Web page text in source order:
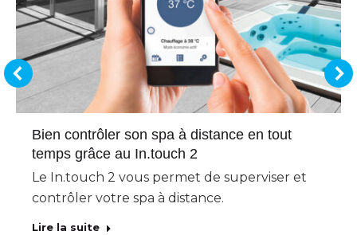
Bien contrôler son spa à distance en tout
temps grâce au In.touch 2
Le In.touch 2 vous permet de superviser et
contrôler votre spa à distance.
Lire la suite